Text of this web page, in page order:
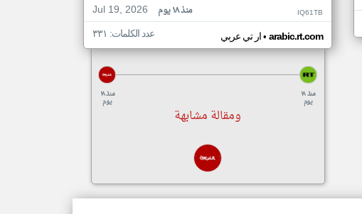
Jul 19, 2026
منذ ١٨ يوم IQ61TB
ار تي عربي• arabic.rt.com عدد الكلمات: ٣٣١
منذ ١٨
يوم
منذ ١٨
يوم
ومقالة مشابهة